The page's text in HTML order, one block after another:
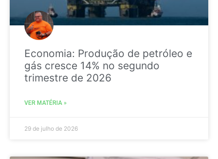
Economia: Produção de petróleo e
gás cresce 14% no segundo
trimestre de 2026
VER MATÉRIA »
29 de julho de 2026